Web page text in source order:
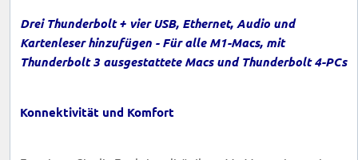
Drei Thunderbolt + vier USB, Ethernet, Audio und
Kartenleser hinzufügen - Für alle M1-Macs, mit
Thunderbolt 3 ausgestattete Macs und Thunderbolt 4-PCs
Konnektivität und Komfort